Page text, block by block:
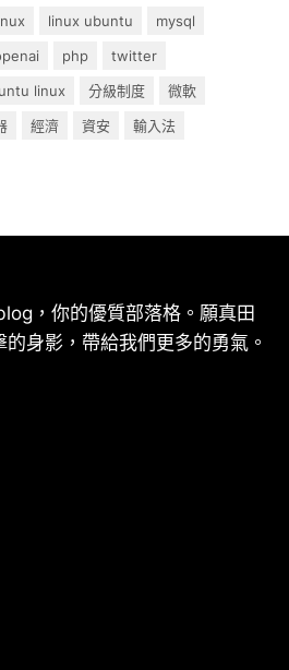
linux ubuntu
mysql
php
twitter
linux 分級制度
微軟
經濟 資安 輸入法
，你的優質部落格。願真田
身影，帶給我們更多的勇氣。